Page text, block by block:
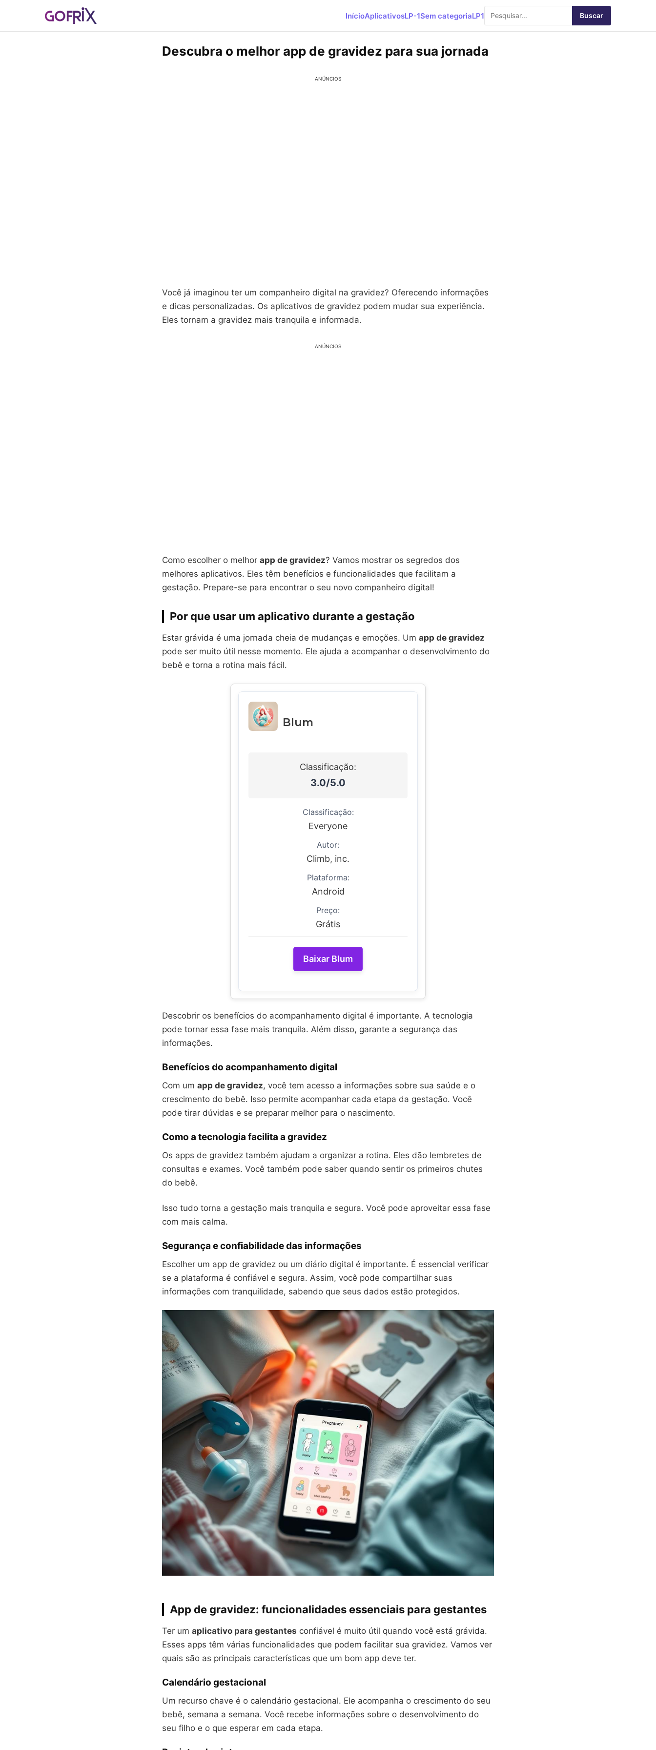
InícioAplicativosLP-1Sem categoriaLP1 Buscar
Descubra o melhor app de gravidez para sua jornada
ANÚNCIOS
Você já imaginou ter um companheiro digital na gravidez? Oferecendo informações
e dicas personalizadas. Os aplicativos de gravidez podem mudar sua experiência.
Eles tornam a gravidez mais tranquila e informada.
ANÚNCIOS
Como escolher o melhor app de gravidez? Vamos mostrar os segredos dos
melhores aplicativos. Eles têm benefícios e funcionalidades que facilitam a
gestação. Prepare-se para encontrar o seu novo companheiro digital!
Por que usar um aplicativo durante a gestação
Estar grávida é uma jornada cheia de mudanças e emoções. Um app de gravidez
pode ser muito útil nesse momento. Ele ajuda a acompanhar o desenvolvimento do
bebê e torna a rotina mais fácil.
Blum
Classificação:
3.0/5.0
Classificação:
Everyone
Autor:
Climb, inc.
Plataforma:
Android
Preço:
Grátis
Baixar Blum
Descobrir os benefícios do acompanhamento digital é importante. A tecnologia
pode tornar essa fase mais tranquila. Além disso, garante a segurança das
informações.
Benefícios do acompanhamento digital
Com um app de gravidez, você tem acesso a informações sobre sua saúde e o
crescimento do bebê. Isso permite acompanhar cada etapa da gestação. Você
pode tirar dúvidas e se preparar melhor para o nascimento.
Como a tecnologia facilita a gravidez
Os apps de gravidez também ajudam a organizar a rotina. Eles dão lembretes de
consultas e exames. Você também pode saber quando sentir os primeiros chutes
do bebê.
Isso tudo torna a gestação mais tranquila e segura. Você pode aproveitar essa fase
com mais calma.
Segurança e confiabilidade das informações
Escolher um app de gravidez ou um diário digital é importante. É essencial verificar
se a plataforma é confiável e segura. Assim, você pode compartilhar suas
informações com tranquilidade, sabendo que seus dados estão protegidos.
App de gravidez: funcionalidades essenciais para gestantes
Ter um aplicativo para gestantes confiável é muito útil quando você está grávida.
Esses apps têm várias funcionalidades que podem facilitar sua gravidez. Vamos ver
quais são as principais características que um bom app deve ter.
Calendário gestacional
Um recurso chave é o calendário gestacional. Ele acompanha o crescimento do seu
bebê, semana a semana. Você recebe informações sobre o desenvolvimento do
seu filho e o que esperar em cada etapa.